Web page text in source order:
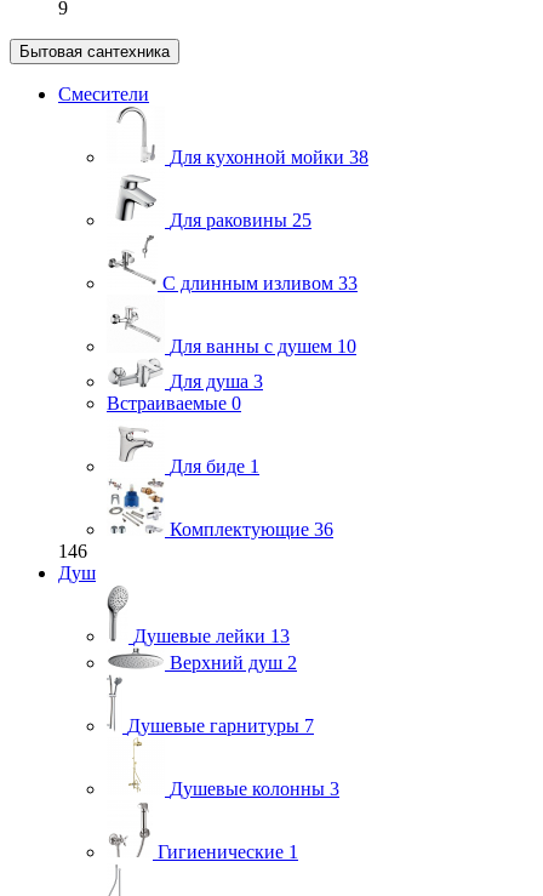
9
Бытовая сантехника
Смесители
Для кухонной мойки 38
Для раковины 25
С длинным изливом 33
Для ванны с душем 10
Для душа 3
Встраиваемые 0
Для биде 1
Комплектующие 36
146
Душ
Душевые лейки 13
Верхний душ 2
Душевые гарнитуры 7
Душевые колонны 3
Гигиенические 1